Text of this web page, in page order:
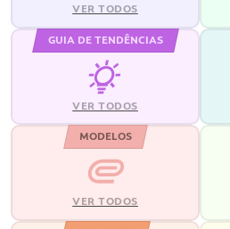
VER TODOS
GUIA DE TENDÊNCIAS
VER TODOS
MODELOS
VER TODOS